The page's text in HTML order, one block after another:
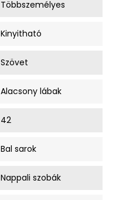
Többszemélyes
Kinyitható
Szövet
Alacsony lábak
42
Bal sarok
Nappali szobák